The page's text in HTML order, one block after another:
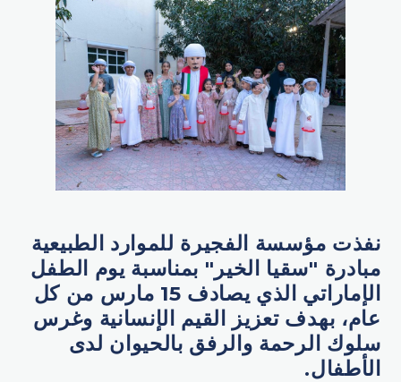
نفذت مؤسسة الفجيرة للموارد الطبيعية
مبادرة "سقيا الخير" بمناسبة يوم الطفل
الإماراتي الذي يصادف 15 مارس من كل
عام، بهدف تعزيز القيم الإنسانية وغرس
سلوك الرحمة والرفق بالحيوان لدى
الأطفال.